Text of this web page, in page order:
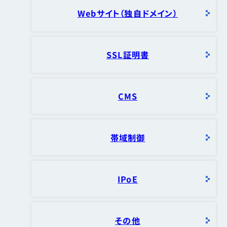
Webサイト（独自ドメイン）
SSL証明書
CMS
帯域制御
IPoE
その他